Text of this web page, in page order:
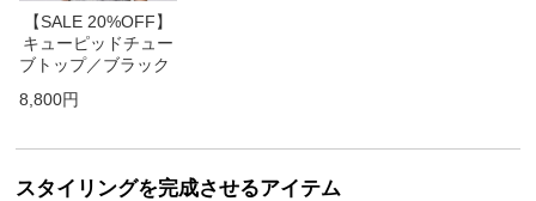
【SALE 20%OFF】
キューピッドチュー
ブトップ／ブラック
8,800円
スタイリングを完成させるアイテム